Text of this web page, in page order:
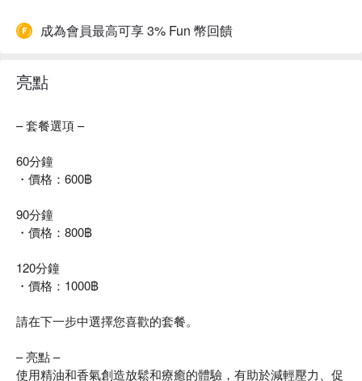
成為會員最高可享 3% Fun 幣回饋
亮點
– 套餐選項 –
60分鐘
・價格：600฿
90分鐘
・價格：800฿
120分鐘
・價格：1000฿
請在下一步中選擇您喜歡的套餐。
– 亮點 –
使用精油和香氣創造放鬆和療癒的體驗，有助於減輕壓力、促